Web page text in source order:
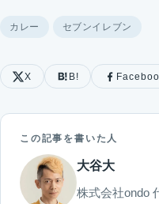
カレー セブンイレブン
X B!
この記事を書いた人
大谷大
株式会社ondo